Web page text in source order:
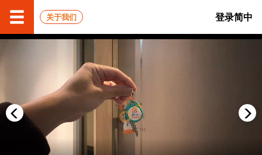
关于我们 登录简中